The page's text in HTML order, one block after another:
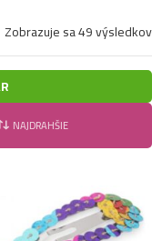
Zobrazuje sa 49 výsledkov
NAJDRAHŠIE